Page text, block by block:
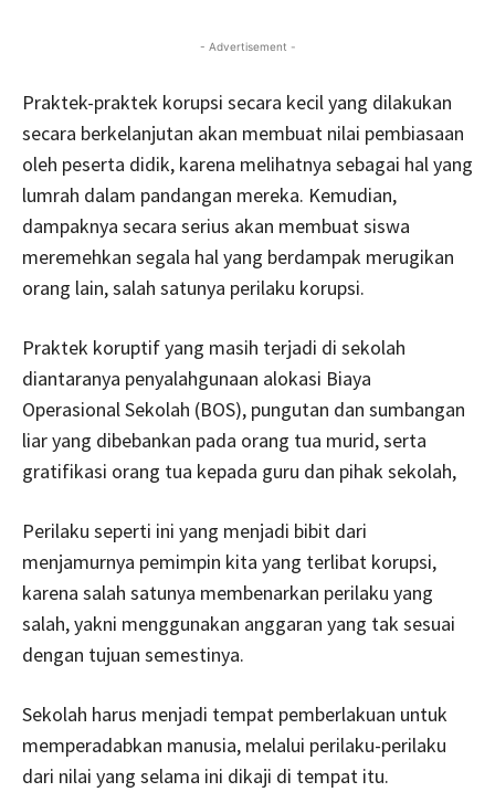
- Advertisement -
Praktek-praktek korupsi secara kecil yang dilakukan
secara berkelanjutan akan membuat nilai pembiasaan
oleh peserta didik, karena melihatnya sebagai hal yang
lumrah dalam pandangan mereka. Kemudian,
dampaknya secara serius akan membuat siswa
meremehkan segala hal yang berdampak merugikan
orang lain, salah satunya perilaku korupsi.
Praktek koruptif yang masih terjadi di sekolah
diantaranya penyalahgunaan alokasi Biaya
Operasional Sekolah (BOS), pungutan dan sumbangan
liar yang dibebankan pada orang tua murid, serta
gratifikasi orang tua kepada guru dan pihak sekolah,
Perilaku seperti ini yang menjadi bibit dari
menjamurnya pemimpin kita yang terlibat korupsi,
karena salah satunya membenarkan perilaku yang
salah, yakni menggunakan anggaran yang tak sesuai
dengan tujuan semestinya.
Sekolah harus menjadi tempat pemberlakuan untuk
memperadabkan manusia, melalui perilaku-perilaku
dari nilai yang selama ini dikaji di tempat itu.